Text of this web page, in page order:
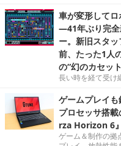
車が変形して
―41年ぶり完全
ー。新旧スタ
前、たった1人
の“幻のカセッ
長い時を経て受け
ゲームプレイ
プロセッサ搭
rza Horizon 6
ゲーム＆制作の拠